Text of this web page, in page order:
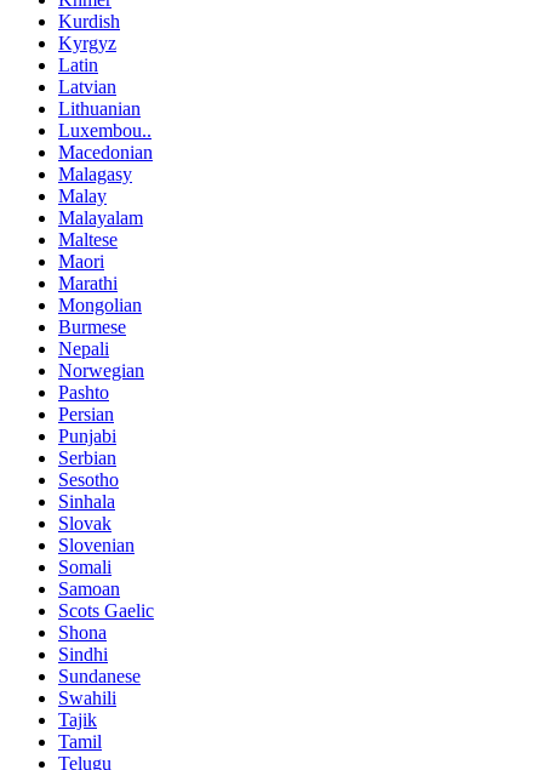
Kurdish
Kyrgyz
Latin
Latvian
Lithuanian
Luxembou..
Macedonian
Malagasy
Malay
Malayalam
Maltese
Maori
Marathi
Mongolian
Burmese
Nepali
Norwegian
Pashto
Persian
Punjabi
Serbian
Sesotho
Sinhala
Slovak
Slovenian
Somali
Samoan
Scots Gaelic
Shona
Sindhi
Sundanese
Swahili
Tajik
Tamil
Telugu